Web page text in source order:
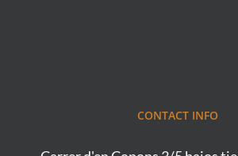
CONTACT INFO